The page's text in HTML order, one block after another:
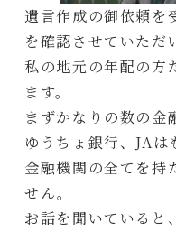
遺言作成の御依頼を
を確認させていただ
私の地元の年配の方
ます。
まずかなりの数の金
ゆうちょ銀行、JAは
金融機関の全てを持
せん。
お話を聞いていると